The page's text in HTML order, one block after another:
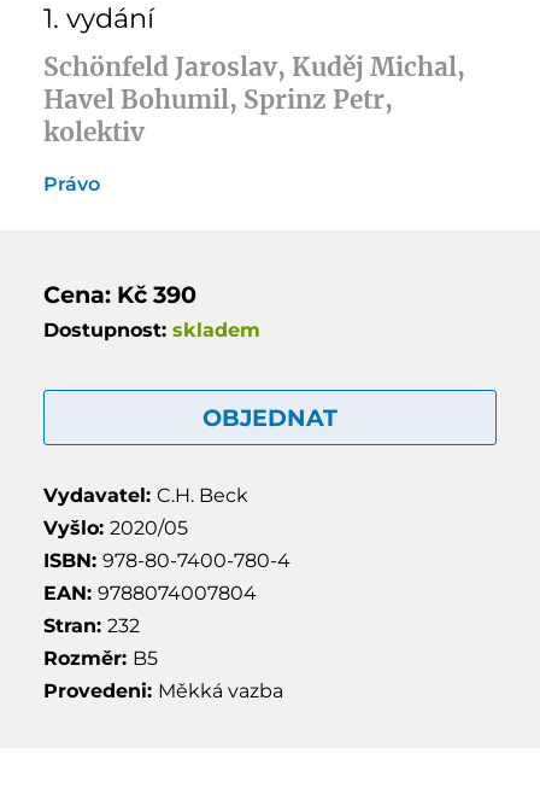
1. vydání
Schönfeld Jaroslav, Kuděj Michal,
Havel Bohumil, Sprinz Petr,
kolektiv
Právo
Cena: Kč 390
Dostupnost: skladem
OBJEDNAT
Vydavatel: C.H. Beck
Vyšlo: 2020/05
ISBN: 978-80-7400-780-4
EAN: 9788074007804
Stran: 232
Rozměr: B5
Provedeni: Měkká vazba